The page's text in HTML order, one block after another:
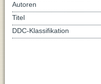
Autoren
Titel
DDC-Klassifikation